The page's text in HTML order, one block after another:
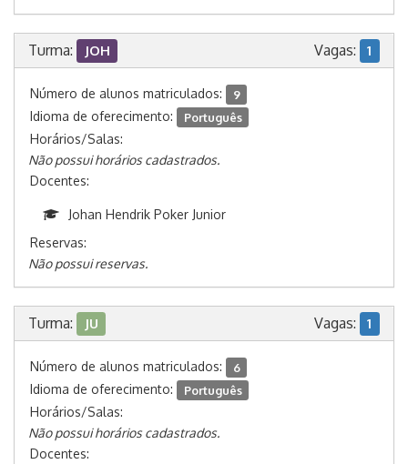
Turma: JOH Vagas: 1
Número de alunos matriculados: 9
Idioma de oferecimento: Português
Horários/Salas:
Não possui horários cadastrados.
Docentes:
Johan Hendrik Poker Junior
Reservas:
Não possui reservas.
Turma: JU Vagas: 1
Número de alunos matriculados: 6
Idioma de oferecimento: Português
Horários/Salas:
Não possui horários cadastrados.
Docentes: